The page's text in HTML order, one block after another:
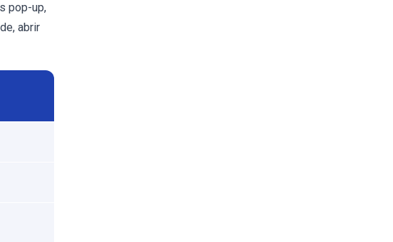
pop-up,
abrir